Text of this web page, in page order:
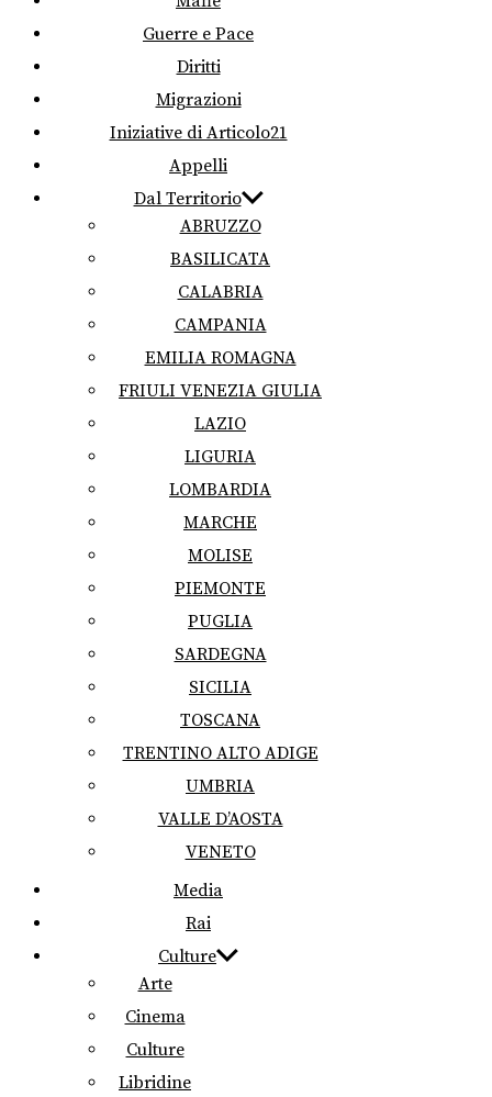
Guerre e Pace
Diritti
Migrazioni
Iniziative di Articolo21
Appelli
Dal Territorio
ABRUZZO
BASILICATA
CALABRIA
CAMPANIA
EMILIA ROMAGNA
FRIULI VENEZIA GIULIA
LAZIO
LIGURIA
LOMBARDIA
MARCHE
MOLISE
PIEMONTE
PUGLIA
SARDEGNA
SICILIA
TOSCANA
TRENTINO ALTO ADIGE
UMBRIA
VALLE D’AOSTA
VENETO
Media
Rai
Culture
Arte
Cinema
Culture
Libridine